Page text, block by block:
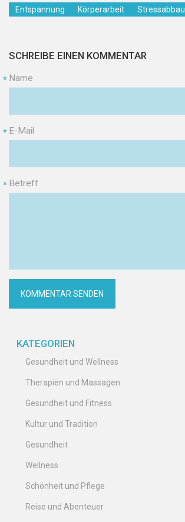
Entspannung
Körperarbeit Stressabbau
SCHREIBE EINEN KOMMENTAR
Name
*
E-Mail
*
Betreff
*
KATEGORIEN
Gesundheit und Wellness
Therapien und Massagen
Gesundheit und Fitness
Kultur und Tradition
Gesundheit
Wellness
Schönheit und Pflege
Reise und Abenteuer